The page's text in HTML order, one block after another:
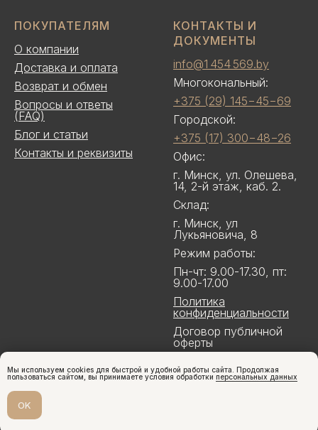
Мы используем cookies для быстрой и удобной работы сайта. Продолжая
пользоваться сайтом, вы принимаете условия обработки персональных данных
OK
ПОКУПАТЕЛЯМ
О компании
Доставка и оплата
Возврат и обмен
Вопросы и ответы
(FAQ)
Блог и статьи
Контакты и реквизиты
КОНТАКТЫ И
ДОКУМЕНТЫ
info@1 454 569.by
Многокональный:
+375 (29) 145−45−69
Городской:
+375 (17) 300−48−26
Офис:
г. Минск, ул. Олешева,
14, 2-й этаж, каб. 2.
Склад:
г. Минск, ул
Лукьяновича, 8
Режим работы:
Пн-чт: 9.00-17.30, пт:
9.00-17.00
Политика
конфиденциальности
Договор публичной
оферты